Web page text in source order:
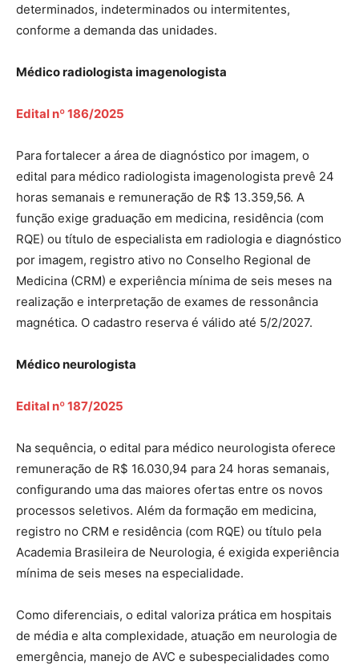
determinados, indeterminados ou intermitentes,
conforme a demanda das unidades.
Médico radiologista imagenologista
Edital nº 186/2025
Para fortalecer a área de diagnóstico por imagem, o
edital para médico radiologista imagenologista prevê 24
horas semanais e remuneração de R$ 13.359,56. A
função exige graduação em medicina, residência (com
RQE) ou título de especialista em radiologia e diagnóstico
por imagem, registro ativo no Conselho Regional de
Medicina (CRM) e experiência mínima de seis meses na
realização e interpretação de exames de ressonância
magnética. O cadastro reserva é válido até 5/2/2027.
Médico neurologista
Edital nº 187/2025
Na sequência, o edital para médico neurologista oferece
remuneração de R$ 16.030,94 para 24 horas semanais,
configurando uma das maiores ofertas entre os novos
processos seletivos. Além da formação em medicina,
registro no CRM e residência (com RQE) ou título pela
Academia Brasileira de Neurologia, é exigida experiência
mínima de seis meses na especialidade.
Como diferenciais, o edital valoriza prática em hospitais
de média e alta complexidade, atuação em neurologia de
emergência, manejo de AVC e subespecialidades como